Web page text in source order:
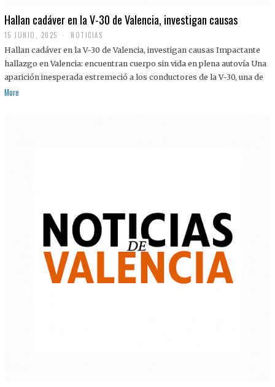
Hallan cadáver en la V-30 de Valencia, investigan causas
15 JUNIO, 2025 NOTICIAS
Hallan cadáver en la V-30 de Valencia, investigan causas Impactante
hallazgo en Valencia: encuentran cuerpo sin vida en plena autovía Una
aparición inesperada estremeció a los conductores de la V-30, una de
More